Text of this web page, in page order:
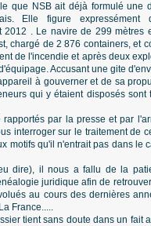
que NSB ait déjà formulé
Elle figure expressément
. Le navire de 299 mètres
chargé de 2 876 containers, et
de l'incendie et après deux
Accusant une gite
à gouverner et de sa
qui y étaient disposés sont
par la presse et par
interroger sur le traitement de
motifs qu'il n'entrait pas dans le
dire), il nous a fallu de la
juridique afin de
au cours des dernières
France.....
tient sans doute dans un fait